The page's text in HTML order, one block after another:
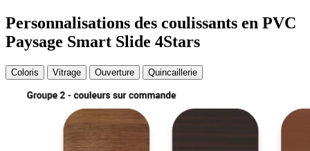
Personnalisations des coulissants en PVC
Paysage Smart Slide 4Stars
Coloris Vitrage Ouverture Quincaillerie